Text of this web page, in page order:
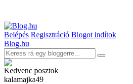
Belépés Regisztráció Blogot indítok
Blog.hu
Kedvenc posztok
kalamajka49